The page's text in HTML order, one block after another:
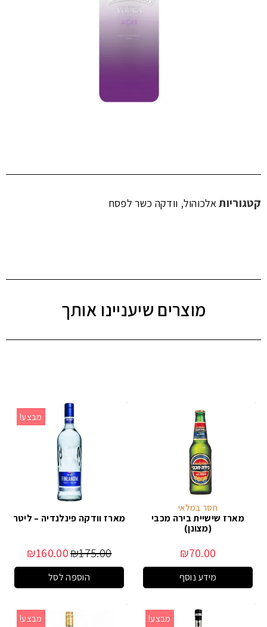
קטגוריותאלכוהול, וודקה כשר לפסח
מוצרים שיעניינו אותך
חסר במלאי
מארז שישיית בירה מכבי
(מצונן)
₪70.00
מידע נוסף
מבצע!
מארז וודקה פינלנדיה – ליטר
₪175.00
₪160.00
הוספה לסל
מבצע! מבצע!